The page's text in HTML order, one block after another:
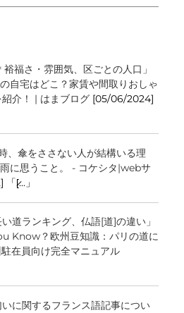
裕福さ・雰囲気、区ごとの人口」
自宅はどこ？家賃や間取りおしゃ
介！ | はまブログ[05/06/2024]
、傘をささない人が結構いる理
に思うこと。 - コケシタ|webサ
[̷...」
道ランキング、仏語[道]の違い」
Know？欧州豆知識：パリの道に
在員向け完全マニュアル
いに関するフランス語記事につい